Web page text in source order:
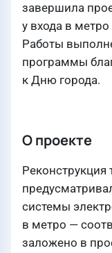
завершила
у входа в
Работы
программы
к Дню города.
О проекте
Реконструкция
системы
в метро —
заложено в